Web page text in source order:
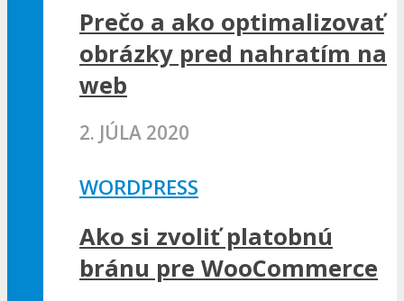
Prečo a ako optimalizovať
obrázky pred nahratím na
web
2. JÚLA 2020
WORDPRESS
Ako si zvoliť platobnú
bránu pre WooCommerce